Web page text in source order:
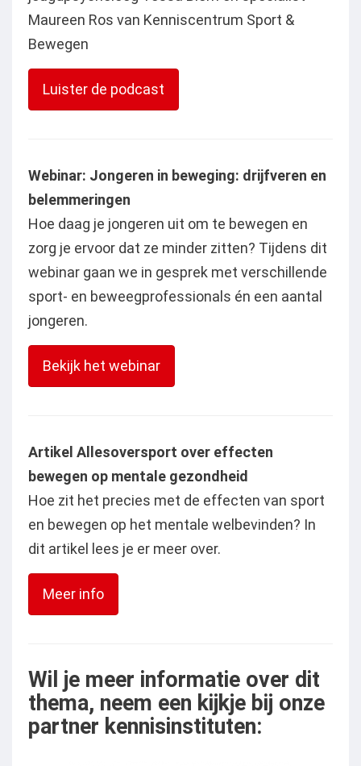
Maureen Ros van Kenniscentrum Sport &
Bewegen
Luister de podcast
Webinar: Jongeren in beweging: drijfveren en
belemmeringen
Hoe daag je jongeren uit om te bewegen en
zorg je ervoor dat ze minder zitten? Tijdens dit
webinar gaan we in gesprek met verschillende
sport- en beweegprofessionals én een aantal
jongeren.
Bekijk het webinar
Artikel Allesoversport over effecten
bewegen op mentale gezondheid
Hoe zit het precies met de effecten van sport
en bewegen op het mentale welbevinden? In
dit artikel lees je er meer over.
Meer info
Wil je meer informatie over dit
thema, neem een kijkje bij onze
partner kennisinstituten: